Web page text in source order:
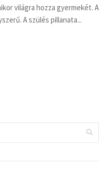
világra hozza gyermekét. A
A szülés pillanata...